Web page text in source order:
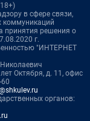
в сфере связи,
коммуникаций
принятия решения о
г.
"ИНТЕРНЕТ
Октября, д. 11, офис
органов: